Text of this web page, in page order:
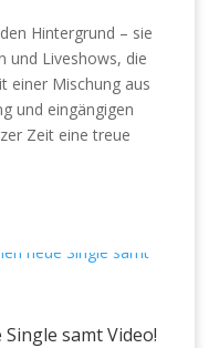
Hintergrund – sie
und Liveshows, die
einer Mischung aus
und eingängigen
Zeit eine treue
samt Video!